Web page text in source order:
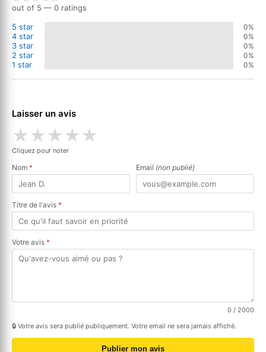
out of 5 — 0 ratings
5 star
0%
4 star 0%
3 star 0%
2 star 0%
1 star 0%
Laisser un avis
★★★★★
Cliquez pour noter
Nom * Email (non publié)
Titre de l'avis *
Votre avis *
0 / 2000
🔒 Votre avis sera publié publiquement. Votre email ne sera jamais affiché.
Publier mon avis